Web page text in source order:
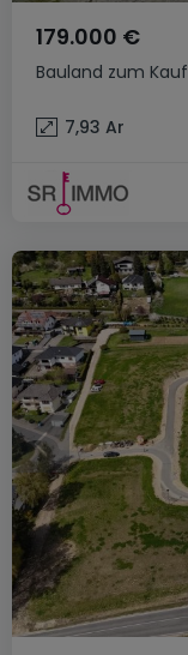
Bauland zum Kauf
179.000 €
7,93 Ar